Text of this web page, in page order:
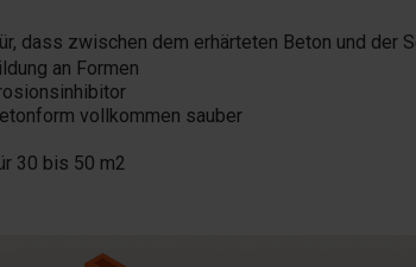
dass zwischen dem erhärteten Beton und der
an Formen
vollkommen sauber
30 bis 50 m2